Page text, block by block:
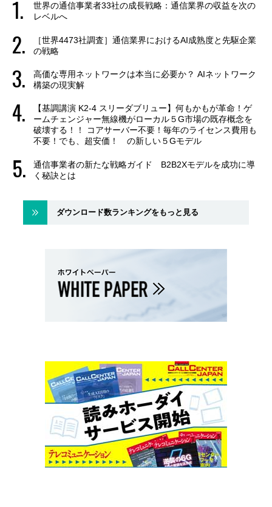
世界の通信事業者33社の成長戦略：通信業界の収益を次の
レベルへ
［世界4473社調査］通信業界におけるAI成熟度と先駆企業
の戦略
高価な専用ネットワークは本当に必要か？ AIネットワーク
構築の現実解
【基調講演 K2-4 スリーダブリュー】何もかもが革命！ゲ
ームチェンジャー無線機がローカル５G市場の既存概念を
破壊する！！ コアサーバー不要！毎年のライセンス費用も
不要！でも、超安価！ の新しい５Gモデル
通信事業者の新たな戦略ガイド B2B2Xモデルを成功に導
く秘訣とは
ダウンロード数ランキングをもっと見る